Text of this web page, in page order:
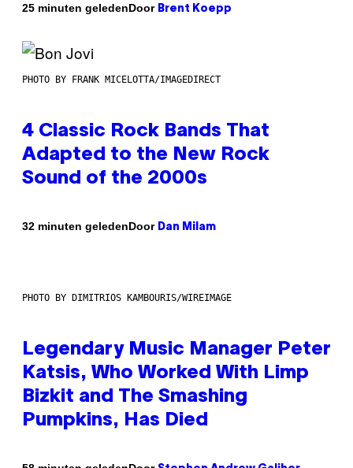
25 minuten geledenDoor Brent Koepp
PHOTO BY FRANK MICELOTTA/IMAGEDIRECT
4 Classic Rock Bands That
Adapted to the New Rock
Sound of the 2000s
32 minuten geledenDoor Dan Milam
PHOTO BY DIMITRIOS KAMBOURIS/WIREIMAGE
Legendary Music Manager Peter
Katsis, Who Worked With Limp
Bizkit and The Smashing
Pumpkins, Has Died